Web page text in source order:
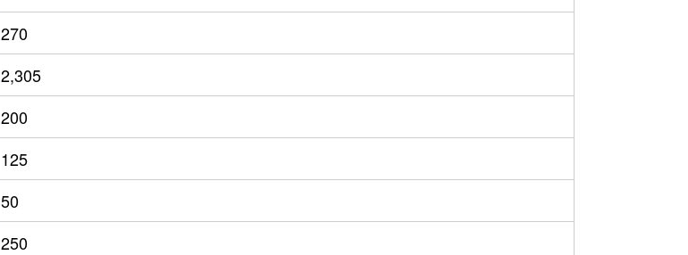
270
2,305
200
125
50
250